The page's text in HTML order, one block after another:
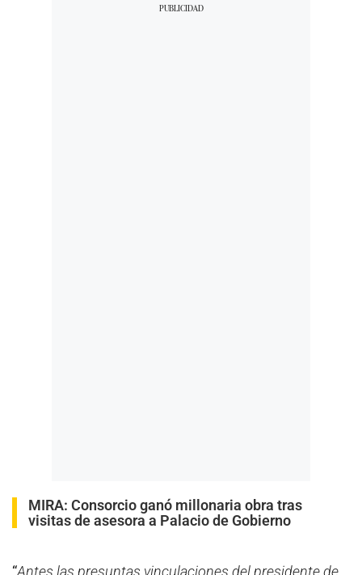
MIRA: Consorcio ganó millonaria obra tras
visitas de asesora a Palacio de Gobierno
“Antes las presuntas vinculaciones del presidente de